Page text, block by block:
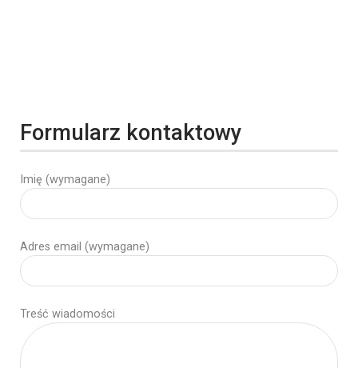
Formularz kontaktowy
Imię (wymagane)
Adres email (wymagane)
Treść wiadomości